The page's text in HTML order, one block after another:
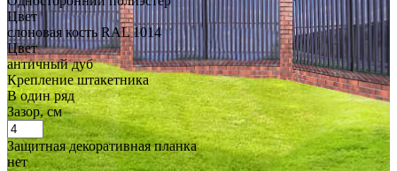
Цвет
слоновая кость RAL 1014
Цвет
античный дуб
Крепление штакетника
В один ряд
Зазор, см
Защитная декоративная планка
нет